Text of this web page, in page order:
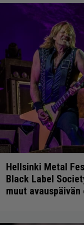
Hellsinki Metal
Black Label
muut